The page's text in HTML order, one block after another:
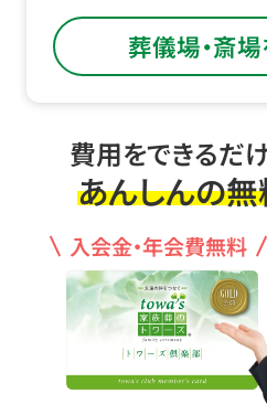
葬儀場・斎
費用をできるだ
あんしんの
入会金・年会費無料